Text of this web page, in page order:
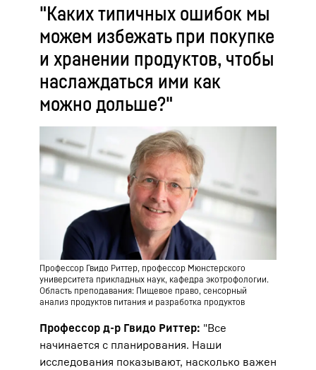
"Каких типичных ошибок мы
можем избежать при покупке
и хранении продуктов, чтобы
наслаждаться ими как
можно дольше?"
Профессор Гвидо Риттер, профессор Мюнстерского
университета прикладных наук, кафедра экотрофологии.
Область преподавания: Пищевое право, сенсорный
анализ продуктов питания и разработка продуктов
Профессор д-р Гвидо Риттер: "Все
начинается с планирования. Наши
исследования показывают, насколько важен